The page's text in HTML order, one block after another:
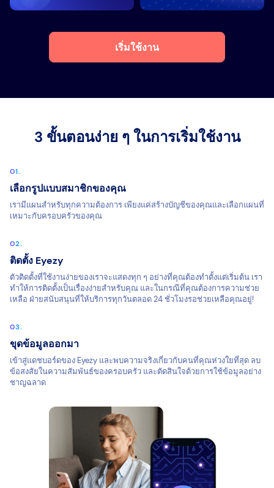
เริ่มใช้งาน
3 ขั้นตอนง่าย ๆ ในการเริ่มใช้งาน
เลือกรูปแบบสมาชิกของคุณ
เรามีแผนสำหรับทุกความต้องการ เพียงแค่สร้างบัญชีของคุณและเลือกแผนที่
เหมาะกับครอบครัวของคุณ
ติดตั้ง Eyezy
ตัวติดตั้งที่ใช้งานง่ายของเราจะแสดงทุก ๆ อย่างที่คุณต้องทำตั้งแต่เริ่มต้น เรา
ทำให้การติดตั้งเป็นเรื่องง่ายสำหรับคุณ และในกรณีที่คุณต้องการความช่วย
เหลือ ฝ่ายสนับสนุนที่ให้บริการทุกวันตลอด 24 ชั่วโมงรอช่วยเหลือคุณอยู่!
ขุดข้อมูลออกมา
เข้าสู่แดชบอร์ดของ Eyezy และพบความจริงเกี่ยวกับคนที่คุณห่วงใยที่สุด ลบ
ข้อสงสัยในความสัมพันธ์ของครอบครัว และตัดสินใจด้วยการใช้ข้อมูลอย่าง
ชาญฉลาด